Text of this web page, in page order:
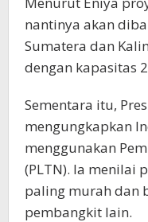
nantinya akan
Sumatera dan
dengan kapasitas
Sementara itu,
mengungkapkan
menggunakan
(PLTN). Ia menilai
paling murah dan
pembangkit lain.